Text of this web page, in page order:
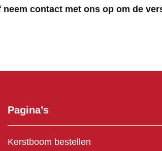
contact met ons op om de
Pagina’s
Kerstboom bestellen